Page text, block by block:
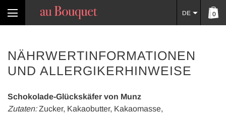
DE 0
NÄHRWERTINFORMATIONEN
UND ALLERGIKERHINWEISE
Schokolade-Glückskäfer von Munz
Zutaten:Zucker, Kakaobutter, Kakaomasse,